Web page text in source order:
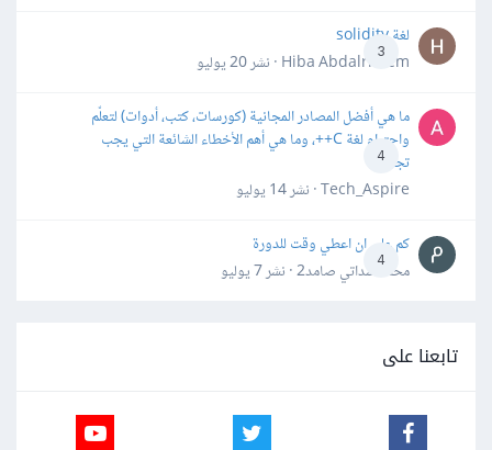
3
لغة solidity
Hiba Abdalrheem · نشر
20 يوليو
4
ما هي أفضل المصادر المجانية (كورسات، كتب، أدوات) لتعلّم
واحترام لغة C++، وما هي أهم الأخطاء الشائعة التي يجب
تجنبها؟
Tech_Aspire · نشر
14 يوليو
4
كم علي ان اعطي وقت للدورة
محمد سداتي صامد2 · نشر
7 يوليو
تابعنا على